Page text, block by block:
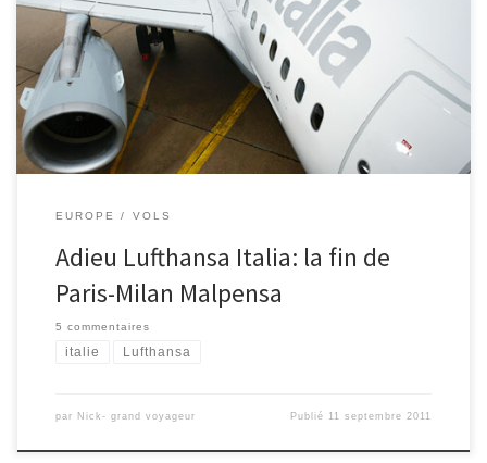
Paris CDG et Milan MXP pour visiter le Lac de Come et Lac de
Majeur, mais malheureusement Lufthasa Italia va cesser ses
activités à partir de 30 Octobre, 2011 (source Lufthansa). Au même
temps Air France et Alitalia […]
EUROPE VOLS
Adieu Lufthansa Italia: la fin de
Paris-Milan Malpensa
5 commentaires
italie Lufthansa
par Nick- grand voyageur Publié 11 septembre 2011